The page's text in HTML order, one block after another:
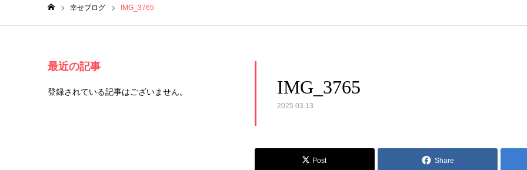
幸せブログ IMG_3765
IMG_3765
2025.03.13
Post Share
最近の記事
登録されている記事はございません。